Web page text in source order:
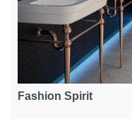
Fashion Spirit